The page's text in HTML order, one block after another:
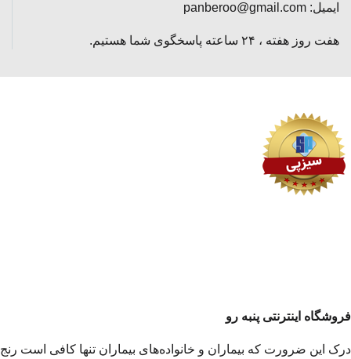
ایمیل: panberoo@gmail.com
هفت روز هفته ، ۲۴ ساعته پاسخگوی شما هستیم.
فروشگاه اینترنتی پنبه رو
درک این ضرورت که بیماران و خانواده‌های بیماران تنها کافی است رنج